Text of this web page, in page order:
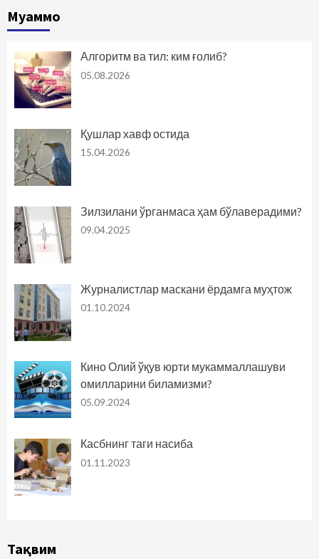
Муаммо
Алгоритм ва тил: ким ғолиб?
05.08.2026
Қушлар хавф остида
15.04.2026
Зилзилани ўрганмаса ҳам бўлаверадими?
09.04.2025
Журналистлар маскани ёрдамга муҳтож
01.10.2024
Кино Олий ўқув юрти мукаммаллашуви
омилларини биламизми?
05.09.2024
Касбнинг таги насиба
01.11.2023
Тақвим